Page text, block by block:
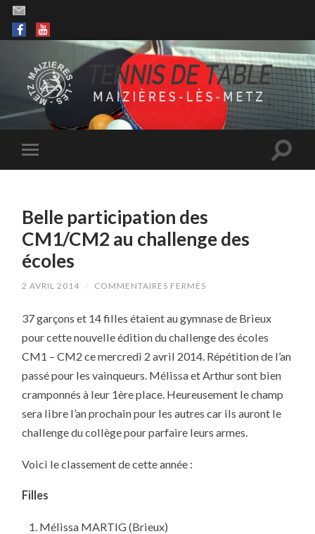
Belle participation des
CM1/CM2 au challenge des
écoles
2 AVRIL 2014 / COMMENTAIRES FERMÉS
DES
AU
DES
37 garçons et 14 filles étaient au gymnase de Brieux
pour cette nouvelle édition du challenge des écoles
CM1 – CM2 ce mercredi 2 avril 2014. Répétition de l’an
passé pour les vainqueurs. Mélissa et Arthur sont bien
cramponnés à leur 1ère place. Heureusement le champ
sera libre l’an prochain pour les autres car ils auront le
challenge du collège pour parfaire leurs armes.
Voici le classement de cette année :
Filles
Mélissa MARTIG (Brieux)